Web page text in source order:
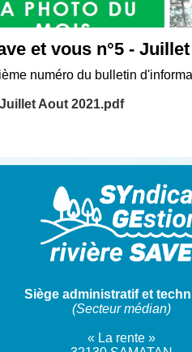
et vous n°5 -
numéro du bulletin
Aout 2021.pdf
Siège administratif et
(Secteur médian)
« La rente »